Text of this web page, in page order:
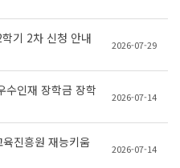
기 2차 신청 안내
2026-07-29
인재 장학금 장학
2026-07-14
진흥원 재능키움
2026-07-14